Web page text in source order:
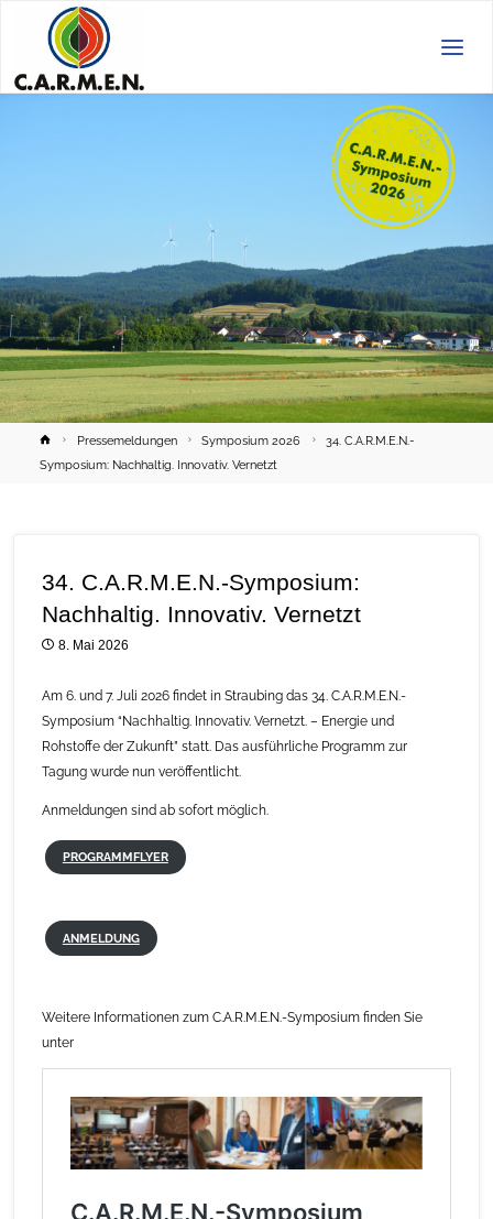
HomePressemeldungen Symposium 2026
34. C.A.R.M.E.N.-
Symposium: Nachhaltig. Innovativ. Vernetzt
34. C.A.R.M.E.N.-Symposium:
Nachhaltig. Innovativ. Vernetzt
8. Mai 2026
Am 6. und 7. Juli 2026 findet in Straubing das 34. C.A.R.M.E.N.-
Symposium “Nachhaltig. Innovativ. Vernetzt. – Energie und
Rohstoffe der Zukunft” statt. Das ausführliche Programm zur
Tagung wurde nun veröffentlicht.
Anmeldungen sind ab sofort möglich.
PROGRAMMFLYER
ANMELDUNG
Weitere Informationen zum C.A.R.M.E.N.-Symposium finden Sie
unter